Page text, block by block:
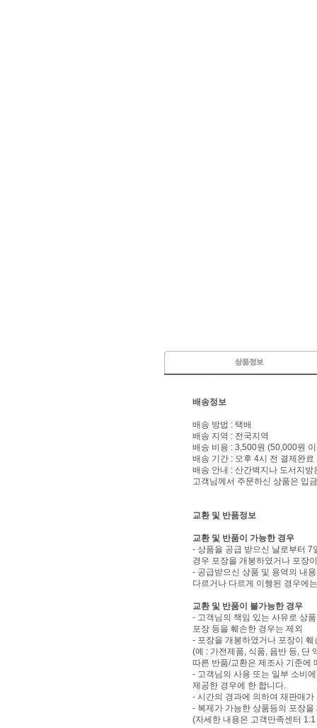
배송정보
배송 방법 : 택배
배송 지역 : 전국지역
배송 비용 : 3,500원 (50,000원
배송 기간 : 오후 4시 전 결제완료
배송 안내 : 산간벽지나 도서지
고객님께서 주문하신 상품은 입
교환 및 반품정보
교환 및 반품이 가능한 경우
- 상품을 공급 받으신 날로부터 7
경우 포장을 개봉하였거나 포장
- 공급받으신 상품 및 용역의 내
다르거나 다르게 이행된 경우에
교환 및 반품이 불가능한 경우
- 고객님의 책임 있는 사유로 상
포장 등을 훼손한 경우는 제외
- 포장을 개봉하였거나 포장이
(예 : 가전제품, 식품, 음반 등, 단
따른 반품/교환은 제조사 기준에
- 고객님의 사용 또는 일부 소비
제공한 경우에 한 합니다.
- 시간의 경과에 의하여 재판매
- 복제가 가능한 상품등의 포장을
(자세한 내용은 고객만족센터